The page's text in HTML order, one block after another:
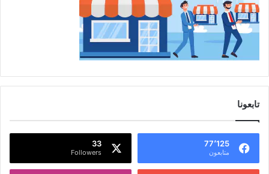
تابعونا
77٬125
متابعون
33
Followers